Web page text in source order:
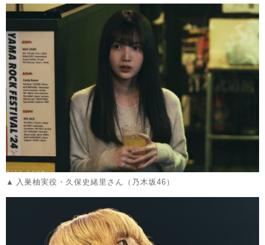
入巣柚実役・久保史緒里さん（乃木坂46）